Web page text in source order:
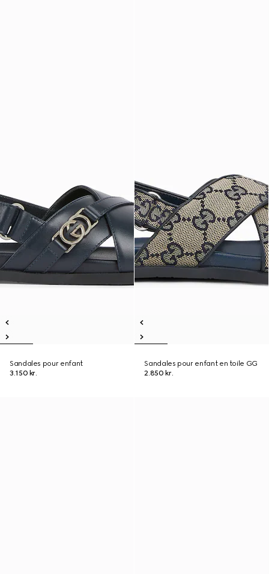
Sandales pour enfant
3.150 kr.
Sandales pour enfant en toile GG
2.850 kr.